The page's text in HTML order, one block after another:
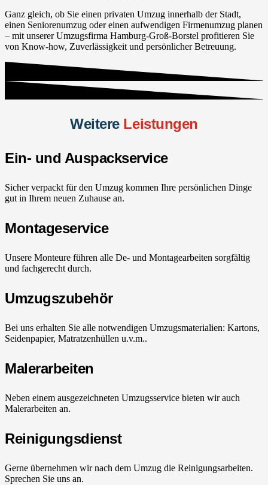
Ganz gleich, ob Sie einen privaten Umzug innerhalb der Stadt,
einen Seniorenumzug oder einen aufwendigen Firmenumzug planen
– mit unserer Umzugsfirma Hamburg-Groß-Borstel profitieren Sie
von Know-how, Zuverlässigkeit und persönlicher Betreuung.
Weitere Leistungen
Ein- und Auspackservice
Sicher verpackt für den Umzug kommen Ihre persönlichen Dinge
gut in Ihrem neuen Zuhause an.
Montageservice
Unsere Monteure führen alle De- und Montagearbeiten sorgfältig
und fachgerecht durch.
Umzugszubehör
Bei uns erhalten Sie alle notwendigen Umzugsmaterialien: Kartons,
Seidenpapier, Matratzenhüllen u.v.m..
Malerarbeiten
Neben einem ausgezeichneten Umzugsservice bieten wir auch
Malerarbeiten an.
Reinigungsdienst
Gerne übernehmen wir nach dem Umzug die Reinigungsarbeiten.
Sprechen Sie uns an.